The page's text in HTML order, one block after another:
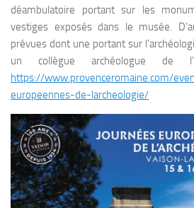
déambulatoire portant sur les
vestiges exposés dans le musée.
prévues dont une portant sur
un collègue archéologue de
https://www.provenceromaine.com/
europeennes-de-larcheologie/